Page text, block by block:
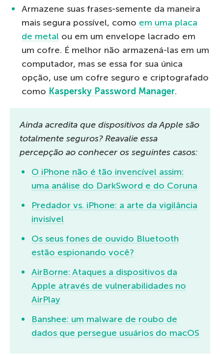
Armazene suas frases-semente da maneira
mais segura possível, como em uma placa
de metal ou em um envelope lacrado em
um cofre. É melhor não armazená-las em um
computador, mas se essa for sua única
opção, use um cofre seguro e criptografado
como Kaspersky Password Manager.
Ainda acredita que dispositivos da Apple são
totalmente seguros? Reavalie essa
percepção ao conhecer os seguintes casos:
O iPhone não é tão invencível assim:
uma análise do DarkSword e do Coruna
Predador vs. iPhone: a arte da vigilância
invisível
Os seus fones de ouvido Bluetooth
estão espionando você?
AirBorne: Ataques a dispositivos da
Apple através de vulnerabilidades no
AirPlay
Banshee: um malware de roubo de
dados que persegue usuários do macOS